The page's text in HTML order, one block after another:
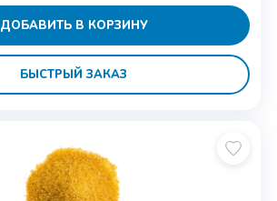
ДОБАВИТЬ В КОРЗИНУ
БЫСТРЫЙ ЗАКАЗ